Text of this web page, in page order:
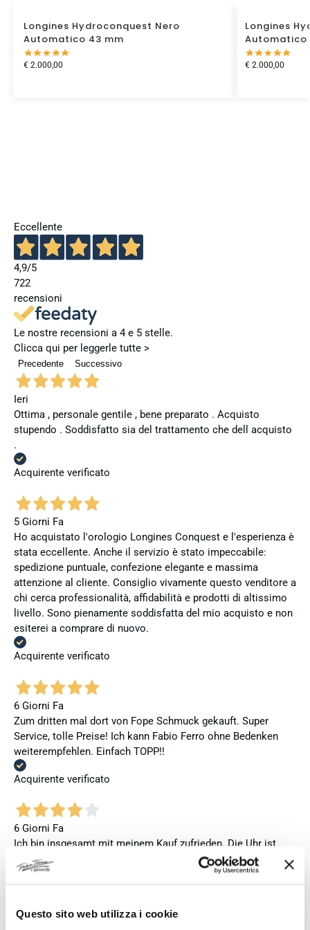
Questo sito web utilizza i cookie
Longines Hydroconquest Nero
Automatico 43 mm
€2.000,00
Longines
Automatico
€2.000,00
Eccellente
4,9/5
722
recensioni
Le nostre recensioni a 4 e 5 stelle.
Clicca qui per leggerle tutte >
Precedente Successivo
Ieri
Ottima , personale gentile , bene preparato . Acquisto
stupendo . Soddisfatto sia del trattamento che dell acquisto
.
Acquirente verificato
5 Giorni Fa
Ho acquistato l'orologio Longines Conquest e l'esperienza è
stata eccellente. Anche il servizio è stato impeccabile:
spedizione puntuale, confezione elegante e massima
attenzione al cliente. Consiglio vivamente questo venditore a
chi cerca professionalità, affidabilità e prodotti di altissimo
livello. Sono pienamente soddisfatta del mio acquisto e non
esiterei a comprare di nuovo.
Acquirente verificato
6 Giorni Fa
Zum dritten mal dort von Fope Schmuck gekauft. Super
Service, tolle Preise! Ich kann Fabio Ferro ohne Bedenken
weiterempfehlen. Einfach TOPP!!
Acquirente verificato
6 Giorni Fa
Ich bin insgesamt mit meinem Kauf zufrieden. Die Uhr ist
neu, original und funktioniert einwandfrei. Besonders positiv
hervorheben möchte ich den attraktiven Preis sowie den
Dennoch vergebe ich 4 statt 5 Sterne, da die Lieferung nicht